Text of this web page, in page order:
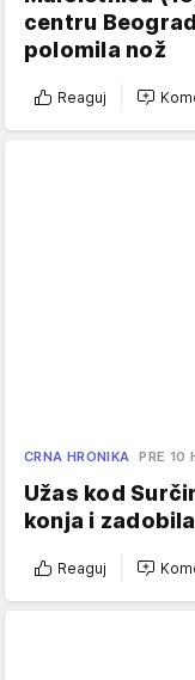
centru
polomila nož
Reaguj
CRNA HRONIKA PRE 10
Užas kod
konja i
Reaguj